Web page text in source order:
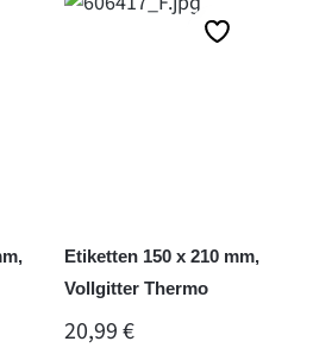
Etiketten 150 x 210 mm,
Vollgitter Thermo
REGULÄRER PREIS:
20,99 €